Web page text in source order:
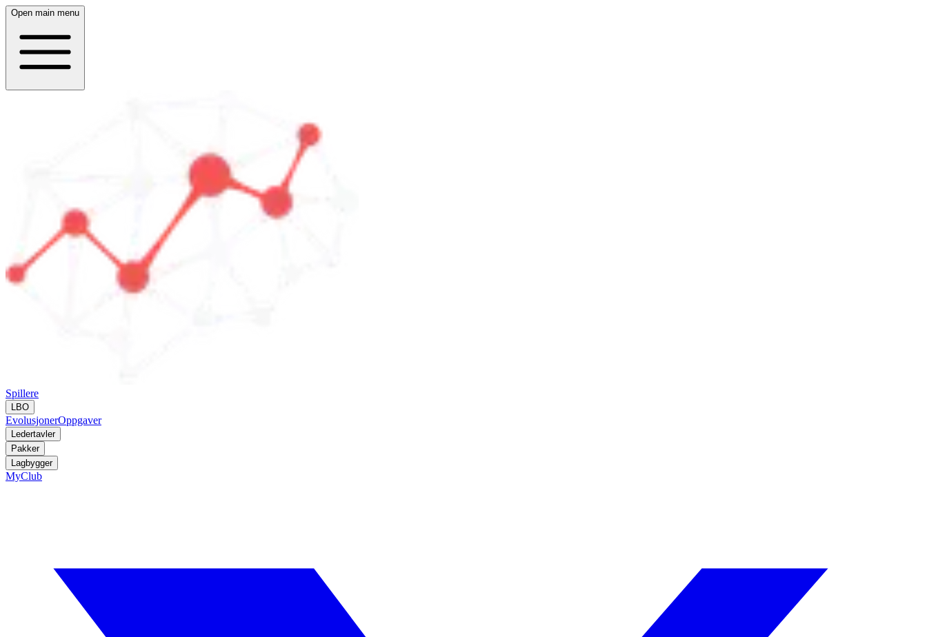
Open main menu
Spillere
LBO
EvolusjonerOppgaver
Ledertavler
Pakker
Lagbygger
MyClub